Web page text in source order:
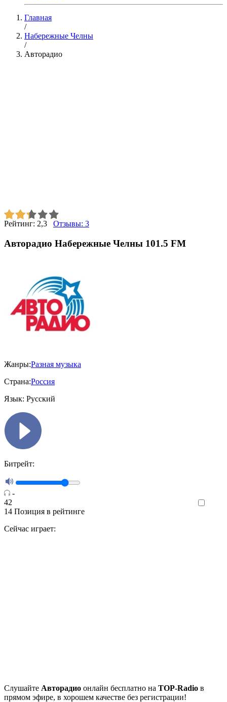
Главная
/
Набережные Челны
/
Авторадио
Рейтинг: 2,3 Отзывы: 3
Авторадио Набережные Челны 101.5 FM
Жанры:Разная музыка
Страна:Россия
Язык: Русский
Битрейт:
-
42
14 Позиция в рейтинге
Сейчас играет:
Cлушайте Авторадио онлайн бесплатно на TOP-Radio в
прямом эфире, в хорошем качестве без регистрации!